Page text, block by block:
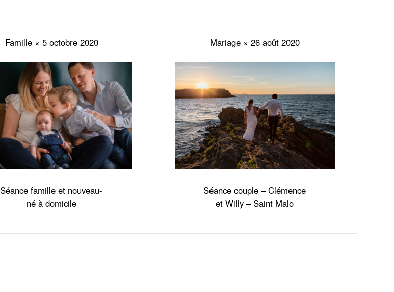
Famille × 5 octobre 2020
Séance famille et nouveau-
né à domicile
Mariage × 26 août 2020
Séance couple – Clémence
et Willy – Saint Malo